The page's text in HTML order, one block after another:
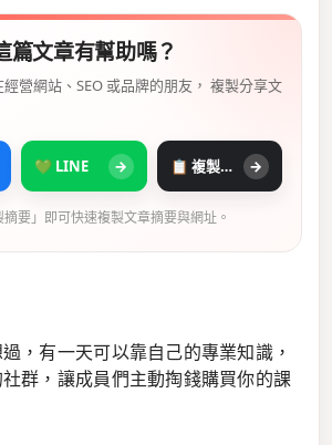
篇文章有幫助嗎？
營網站、SEO 或品牌的朋友， 複製分享文
💚 LINE → 📋 複製摘要 →
要」即可快速複製文章摘要與網址。
，有一天可以靠自己的專業知識，
群，讓成員們主動掏錢購買你的課